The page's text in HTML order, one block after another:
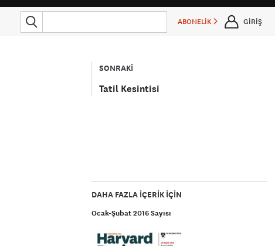
ABONELİK GİRİŞ
SONRAKİ
Tatil Kesintisi
DAHA FAZLA IÇERIK IÇIN
Ocak-Şubat 2016 Sayısı